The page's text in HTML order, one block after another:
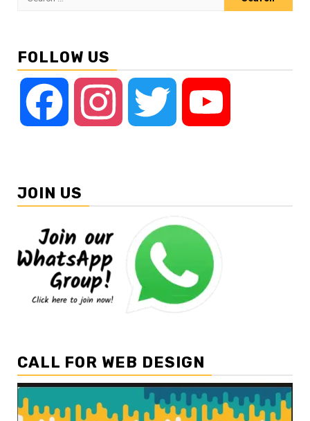
FOLLOW US
Facebook Instagram Twitter
JOIN US
CALL FOR WEB DESIGN